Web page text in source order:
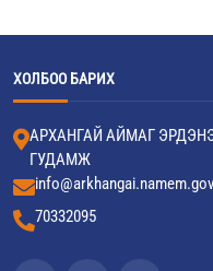
ХОЛБОО БАРИХ
АРХАНГАЙ АЙМАГ
ГУДАМЖ
70332095